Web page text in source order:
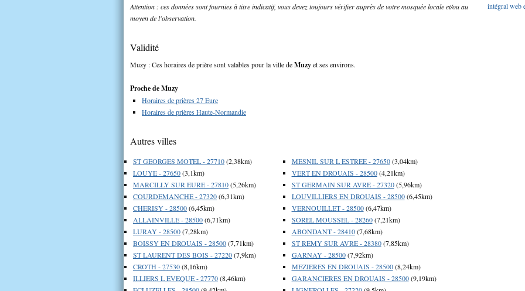
Attention : ces données sont fournies à titre indicatif, vous devez toujours vérifier auprès de votre mosquée locale et/ou au
moyen de l'observation.
Validité
Muzy : Ces horaires de prière sont valables pour la ville deMuzyet ses environs.
Proche de Muzy
Horaires de prières 27 Eure
Horaires de prières Haute-Normandie
Autres villes
ST GEORGES MOTEL - 27710(2,38km)
LOUYE - 27650(3,1km)
MARCILLY SUR EURE - 27810(5,26km)
COURDEMANCHE - 27320(6,31km)
CHERISY - 28500(6,45km)
ALLAINVILLE - 28500(6,71km)
LURAY - 28500(7,28km)
BOISSY EN DROUAIS - 28500(7,71km)
ST LAURENT DES BOIS - 27220(7,9km)
CROTH - 27530(8,16km)
ILLIERS L EVEQUE - 27770(8,46km)
MESNIL SUR L ESTREE - 27650(3,04km)
VERT EN DROUAIS - 28500(4,21km)
ST GERMAIN SUR AVRE - 27320(5,96km)
LOUVILLIERS EN DROUAIS - 28500(6,45km)
VERNOUILLET - 28500(6,47km)
SOREL MOUSSEL - 28260(7,21km)
ABONDANT - 28410(7,68km)
ST REMY SUR AVRE - 28380(7,85km)
GARNAY - 28500(7,92km)
MEZIERES EN DROUAIS - 28500(8,24km)
GARANCIERES EN DROUAIS - 28500(9,19km)
intégralweb